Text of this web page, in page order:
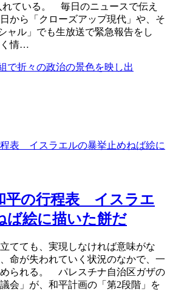
ている。 毎日のニュースで伝え
から「クローズアップ現代」や、そ
ャル」でも生放送で緊急報告をし
情…
程表 イスラエルの暴挙止めねば絵に
平の行程表 イスラエ
ば絵に描いた餅だ
てても、実現しなければ意味がな
命が失われていく状況のなかで、一
られる。 パレスチナ自治区ガザの
会」が、和平計画の「第2段階」を